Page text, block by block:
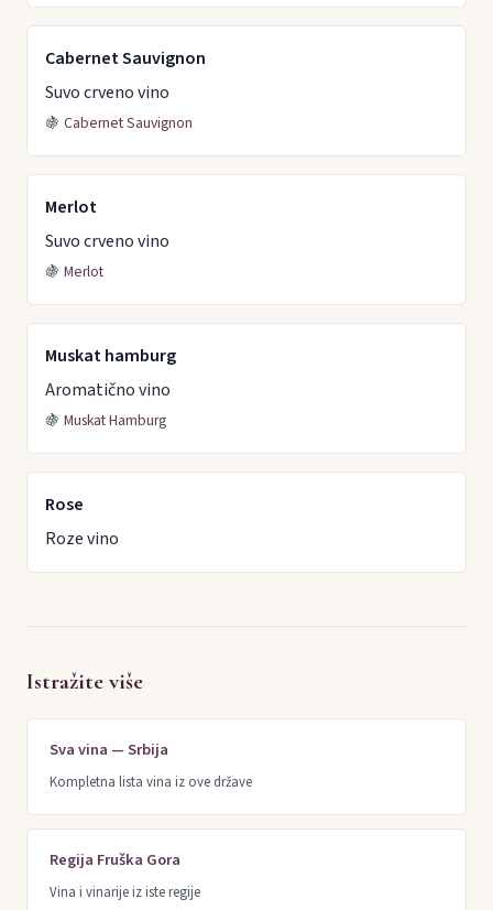
Cabernet Sauvignon
Suvo crveno vino
🍇 Cabernet Sauvignon
Merlot
Suvo crveno vino
🍇 Merlot
Muskat hamburg
Aromatično vino
🍇 Muskat Hamburg
Rose
Roze vino
Istražite više
Sva vina — Srbija
Kompletna lista vina iz ove države
Regija Fruška Gora
Vina i vinarije iz iste regije